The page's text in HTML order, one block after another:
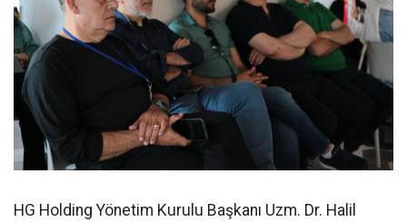
HG Holding Yönetim Kurulu Başkanı Uzm. Dr. Halil